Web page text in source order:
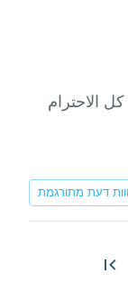
الاحترام
דעת מתורגמת